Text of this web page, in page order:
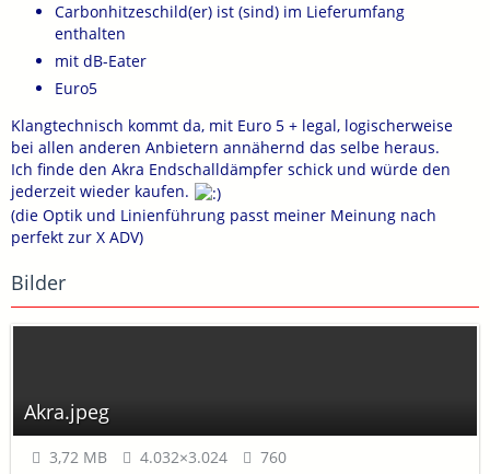
Carbonhitzeschild(er) ist (sind) im Lieferumfang
enthalten
mit dB-Eater
Euro5
Klangtechnisch kommt da, mit Euro 5 + legal, logischerweise
bei allen anderen Anbietern annähernd das selbe heraus.
Ich finde den Akra Endschalldämpfer schick und würde den
jederzeit wieder kaufen.
(die Optik und Linienführung passt meiner Meinung nach
perfekt zur X ADV)
Bilder
Akra.jpeg
3,72 MB 4.032×3.024 760